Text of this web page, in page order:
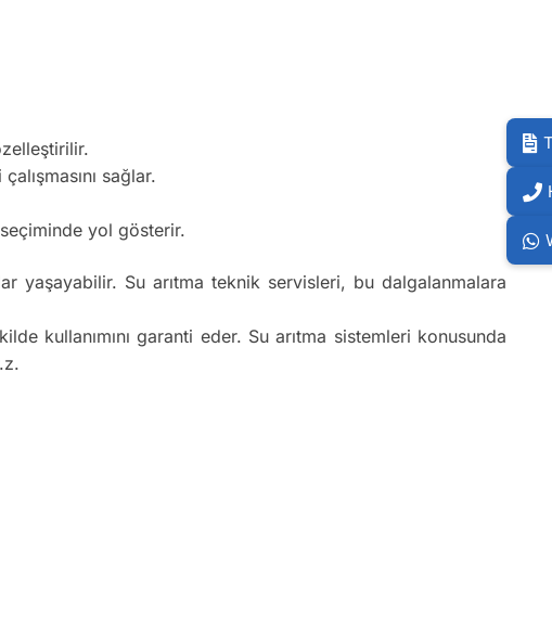
sağlar.
yol gösterir.
yaşayabilir. Su arıtma teknik servisleri, bu dalgalanmalara
kullanımını garanti eder. Su arıtma sistemleri konusunda